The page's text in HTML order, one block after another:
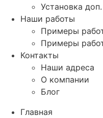
Установка
Наши работы
Примеры
Примеры
Контакты
Наши адреса
О компании
Блог
Главная